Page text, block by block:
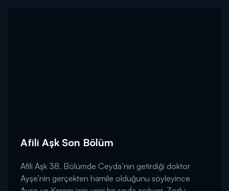
Afili Aşk Son Bölüm
Afili Aşk 38. Bölümde Ceyda’nın getirdiği doktor
Ayşe’nin gerçekten hamile olduğunu söyleyince